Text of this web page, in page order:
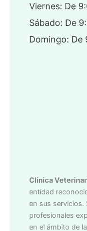
Viernes: De
Sábado: De
Domingo: De
Clínica
entidad
en sus servicios.
profesionales
en el ámbito de